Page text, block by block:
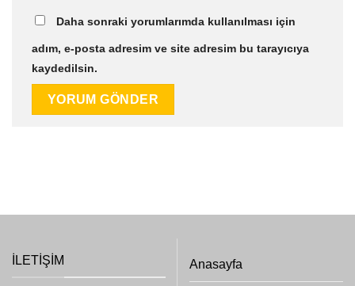
Daha sonraki yorumlarımda kullanılması için
adım, e-posta adresim ve site adresim bu tarayıcıya
kaydedilsin.
İLETIŞIM Anasayfa